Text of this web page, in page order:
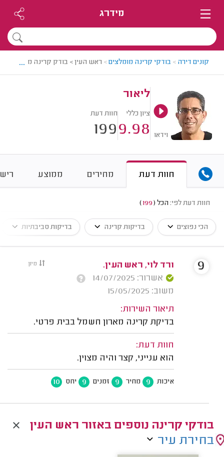
מידרג
קונים דירה > בודקי קרינה מומלצים> ראש העין > בודק קרינה מומלץ -
...
וידאו
ליאור
ציון כללי
9.98
חוות דעת
199
חוות דעת מחירים ממוצע
חוות דעת לפי: הכל (
199
)
הכי נפוצים בדיקות קרינה בדיקות סביבתיות
מיון
ורד לוי, ראש העין.
אשרור: 14/07/2025
משוב: 15/05/2025
תיאור השירות:
בדיקת קרינה מארון חשמל בבית פרטי.
חוות דעת:
הוא ענייני, קצר והיה מצוין.
איכות 9 מחיר 9 זמנים 9 יחס 10
9
בודקי קרינה נוספים באזור ראש העין
בחירת עיר